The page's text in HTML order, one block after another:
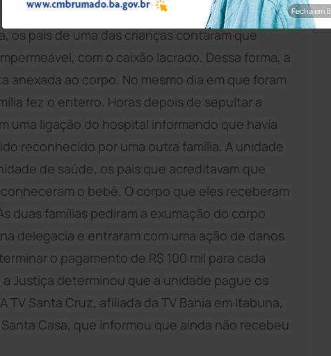
morreram no mesmo dia, no Hospital
os pais de uma das crianças contaram que
com o caixão lacrado. Dessa forma, a
ao corpo. No mesmo dia em que foram
fez o enterro. Horas depois de sepultar a
uma ligação do hospital informando que havia
reconhecido por uma outra família. A unidade
de saúde, os pais que acreditavam que
o bebê. O corpo que eles receberam
duas famílias pediram a exumação do corpo
delegacia e entraram com uma ação de danos
o pagamento de R$ 100 mil para cada
Justiça determinou que a unidade pague os
Santa Cruz, afiliada da TV Bahia em Itabuna,
Casa, que informou que ainda não recebeu
Fecha em